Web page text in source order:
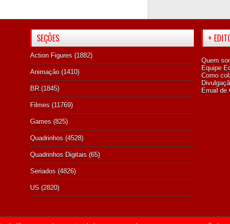
SEÇÕES
Action Figures (1882)
Animação (1410)
BR (1845)
Filmes (11769)
Games (825)
Quadrinhos (4528)
Quadrinhos Digitais (65)
Seriados (4826)
US (2820)
+
Quem
Equipe
Como
Email de